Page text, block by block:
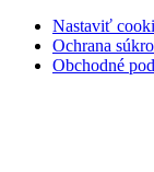
Nastaviť
Ochrana
Obchodné